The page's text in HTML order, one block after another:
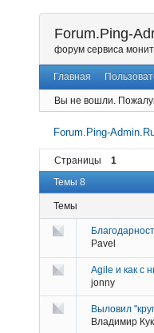
Forum.Ping-
форум сервиса
Главная
Вы не вошли.
Forum.Ping-
Страницы
1
Темы 8
Темы
Pavel
Agile и как с
jonny
Выловил
Владимир